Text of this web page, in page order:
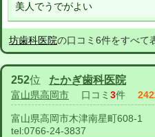
美人でうでがよい
坊歯科医院の口コミ6件をすべて
252位 たかぎ歯科医院
富山県高岡市 口コミ 3件
富山県高岡市木津南星町608-1
tel:0766-24-3837